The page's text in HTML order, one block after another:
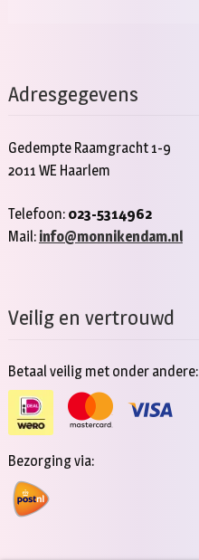
Adresgegevens
Gedempte Raamgracht 1-9
2011 WE Haarlem
Telefoon: 023-5314962
Mail: info@monnikendam.nl
Veilig en vertrouwd
Betaal veilig met onder andere:
Bezorging via: